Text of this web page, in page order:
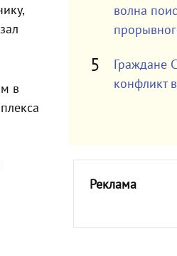
в
волна
Граждане
конфликт
Реклама